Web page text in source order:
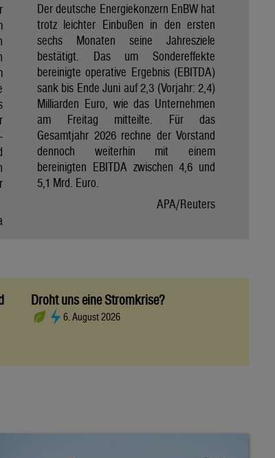
Der deutsche Energiekonzern EnBW hat
trotz leichter Einbußen in den ersten
sechs Monaten seine Jahresziele
bestätigt. Das um Sondereffekte
bereinigte operative Ergebnis (EBITDA)
sank bis Ende Juni auf 2,3 (Vorjahr: 2,4)
Milliarden Euro, wie das Unternehmen
am Freitag mitteilte. Für das
Gesamtjahr 2026 rechne der Vorstand
dennoch weiterhin mit einem
bereinigten EBITDA zwischen 4,6 und
5,1 Mrd. Euro.
APA/Reuters
Droht uns eine Stromkrise?
6. August 2026